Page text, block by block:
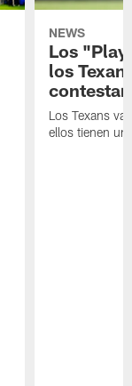
NEWS
Los
los
contestar
Los Texans
ellos tienen un